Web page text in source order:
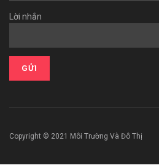
Lời nhắn
Copyright © 2021 Môi Trường Và Đô Thị